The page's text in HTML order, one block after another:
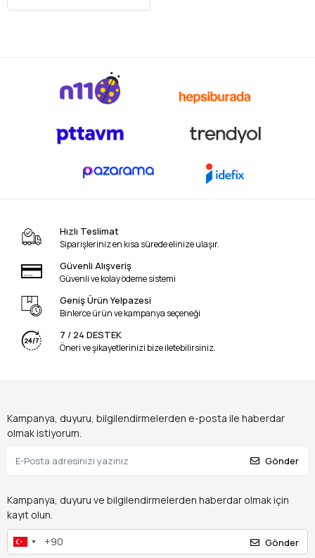
Hızlı Teslimat
Siparişleriniz en kısa sürede elinize ulaşır.
Güvenli Alışveriş
Güvenli ve kolay ödeme sistemi
Geniş Ürün Yelpazesi
Binlerce ürün ve kampanya seçeneği
7 / 24 DESTEK
Öneri ve şikayetlerinizi bize iletebilirsiniz.
Kampanya, duyuru, bilgilendirmelerden e-posta ile haberdar
olmak istiyorum.
Gönder
Kampanya, duyuru ve bilgilendirmelerden haberdar olmak için
kayıt olun.
Gönder